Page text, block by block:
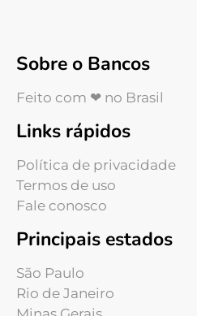
Sobre o Bancos
Feito com ❤ no Brasil
Links rápidos
Política de privacidade
Termos de uso
Fale conosco
Principais estados
São Paulo
Rio de Janeiro